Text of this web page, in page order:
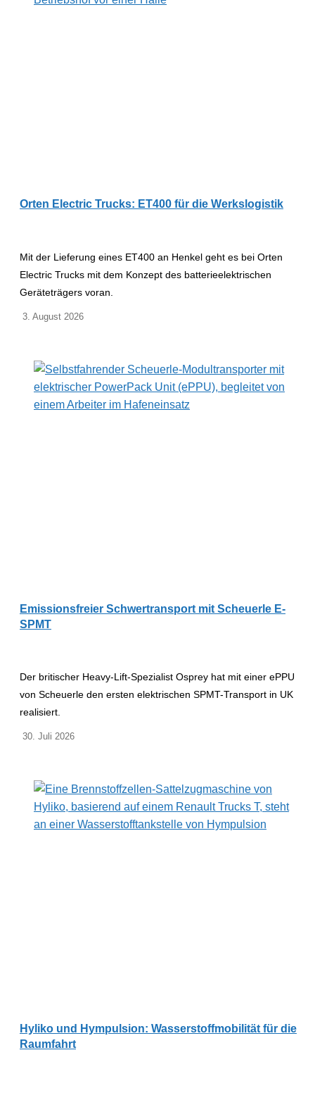
Orten Electric Trucks: ET400 für die Werkslogistik
Mit der Lieferung eines ET400 an Henkel geht es bei Orten
Electric Trucks mit dem Konzept des batterieelektrischen
Geräteträgers voran.
3. August 2026
Emissionsfreier Schwertransport mit Scheuerle E-
SPMT
Der britischer Heavy-Lift-Spezialist Osprey hat mit einer ePPU
von Scheuerle den ersten elektrischen SPMT-Transport in UK
realisiert.
30. Juli 2026
Hyliko und Hympulsion: Wasserstoffmobilität für die
Raumfahrt